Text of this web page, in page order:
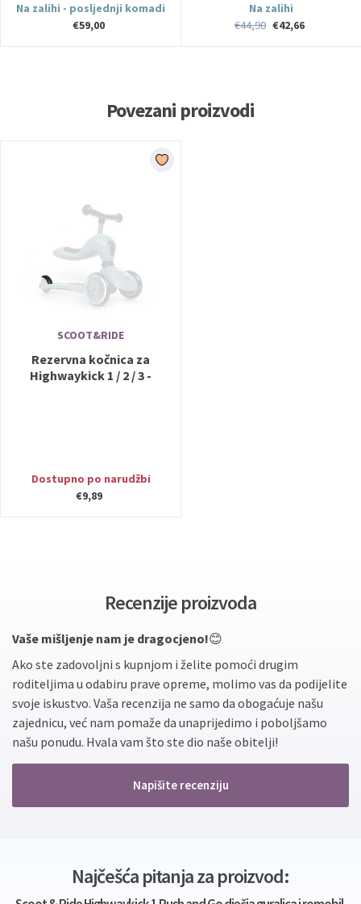
14 microMAGS jednakostraničnih
40 microMAGS kvadrata
Na zalihi - posljednji komadi
€59,00
Na zalihi
€44,90 €42,66
Povezani proizvodi
SCOOT&RIDE
Rezervna kočnica za
Highwaykick 1 / 2 / 3 -
Dostupno po narudžbi
€9,89
Recenzije proizvoda
Vaše mišljenje nam je dragocjeno!😊
Ako ste zadovoljni s kupnjom i želite pomoći drugim
roditeljima u odabiru prave opreme, molimo vas da podijelite
svoje iskustvo. Vaša recenzija ne samo da obogaćuje našu
zajednicu, već nam pomaže da unaprijedimo i poboljšamo
našu ponudu. Hvala vam što ste dio naše obitelji!
Napišite recenziju
Najčešća pitanja za proizvod: